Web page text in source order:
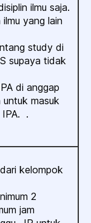
ilmu saja.
yang lain
study di
supaya tidak
di anggap
masuk
IPA. .
kelompok
2
jam